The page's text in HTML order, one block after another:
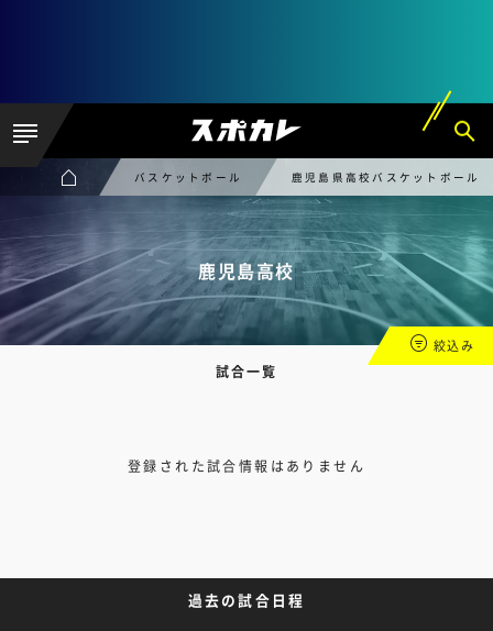
バスケットボール 鹿児島県高校バスケットボール
鹿児島高校
試合一覧
絞込み
登録された試合情報はありません
過去の試合日程